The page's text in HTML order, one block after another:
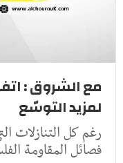
مع الشروق :
لمزيد التوسّع
رغم كل التنازلات
فصائل المقاومة